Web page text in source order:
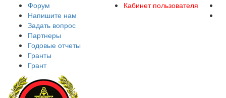
Форум
Напишите нам
Задать вопрос
Партнеры
Годовые отчеты
Гранты
Грант
Кабинет пользователя